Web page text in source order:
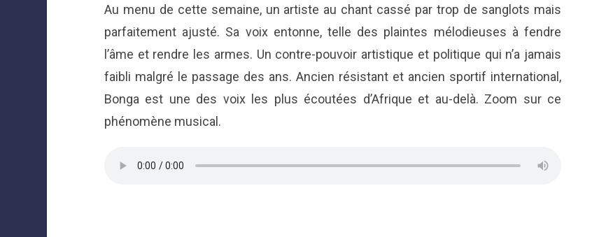
Au menu de cette semaine, un artiste au chant cassé par trop de sanglots mais
parfaitement ajusté. Sa voix entonne, telle des plaintes mélodieuses à fendre
l’âme et rendre les armes. Un contre-pouvoir artistique et politique qui n’a jamais
faibli malgré le passage des ans. Ancien résistant et ancien sportif international,
Bonga est une des voix les plus écoutées d’Afrique et au-delà. Zoom sur ce
phénomène musical.